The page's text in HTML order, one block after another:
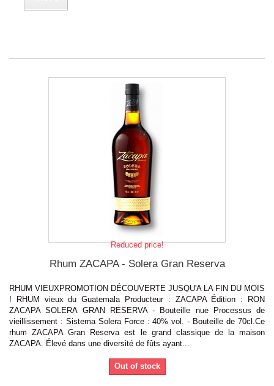
Reduced price!
Rhum ZACAPA - Solera Gran Reserva
RHUM VIEUXPROMOTION DÉCOUVERTE JUSQU'A LA FIN DU MOIS
! RHUM vieux du Guatemala Producteur : ZACAPA Édition : RON
ZACAPA SOLERA GRAN RESERVA - Bouteille nue Processus de
vieillissement : Sistema Solera Force : 40% vol. - Bouteille de 70cl.Ce
rhum ZACAPA Gran Reserva est le grand classique de la maison
ZACAPA. Élevé dans une diversité de fûts ayant...
Out of stock